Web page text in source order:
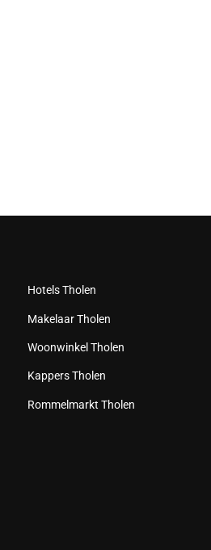
Hotels Tholen
Makelaar Tholen
Woonwinkel Tholen
Kappers Tholen
Rommelmarkt Tholen